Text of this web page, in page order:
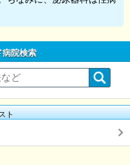
病院検索
ト